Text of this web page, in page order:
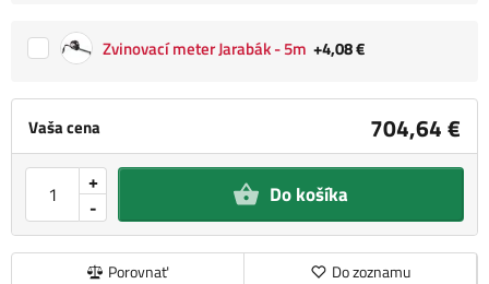
Vaša cena 704,64 €
-
+ Do košíka
Porovnať
Do zoznamu
Zvinovací meter Jarabák - 5m +4,08 €